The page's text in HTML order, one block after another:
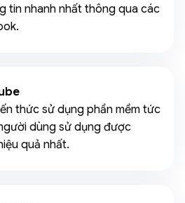
tin nhanh nhất thông qua các
thức sử dụng phần mềm tức
dùng sử dụng được
quả nhất.